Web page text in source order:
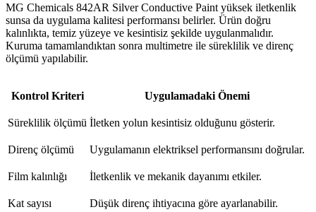
MG Chemicals 842AR Silver Conductive Paint yüksek iletkenlik
sunsa da uygulama kalitesi performansı belirler. Ürün doğru
kalınlıkta, temiz yüzeye ve kesintisiz şekilde uygulanmalıdır.
Kuruma tamamlandıktan sonra multimetre ile süreklilik ve direnç
ölçümü yapılabilir.
Kontrol Kriteri Uygulamadaki Önemi
Süreklilik ölçümü İletken yolun kesintisiz olduğunu gösterir.
Direnç ölçümü Uygulamanın elektriksel performansını doğrular.
Film kalınlığı İletkenlik ve mekanik dayanımı etkiler.
Kat sayısı Düşük direnç ihtiyacına göre ayarlanabilir.